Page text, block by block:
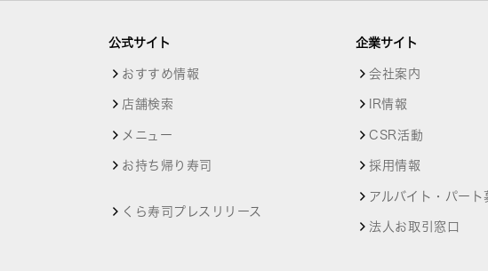
公式サイト
おすすめ情報
店舗検索
メニュー
お持ち帰り寿司
くら寿司プレスリリース
企業サイト
会社案内
IR情報
CSR活動
採用情報
アルバイト・パート
法人お取引窓口